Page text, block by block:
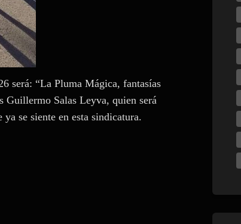
será: “La Pluma Mágica, fantasías
Guillermo Salas Leyva, quien será
se siente en esta sindicatura.